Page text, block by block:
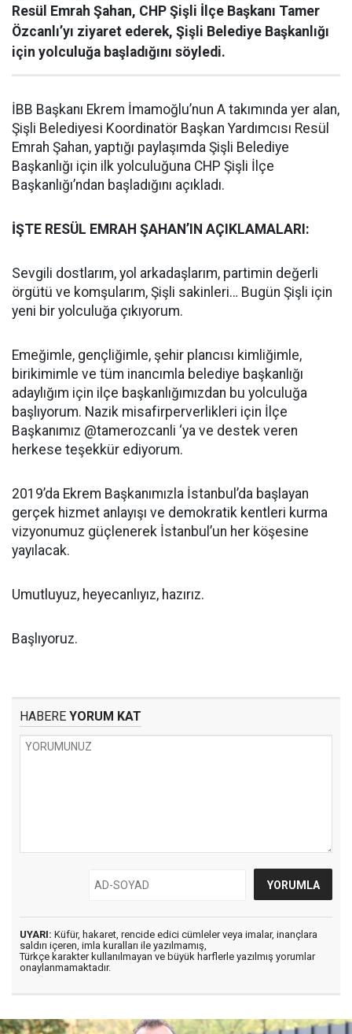
Resül Emrah Şahan, CHP Şişli İlçe Başkanı Tamer
Özcanlı’yı ziyaret ederek, Şişli Belediye Başkanlığı
için yolculuğa başladığını söyledi.
İBB Başkanı Ekrem İmamoğlu’nun A takımında yer alan,
Şişli Belediyesi Koordinatör Başkan Yardımcısı Resül
Emrah Şahan, yaptığı paylaşımda Şişli Belediye
Başkanlığı için ilk yolculuğuna CHP Şişli İlçe
Başkanlığı’ndan başladığını açıkladı.
İŞTE RESÜL EMRAH ŞAHAN’IN AÇIKLAMALARI:
Sevgili dostlarım, yol arkadaşlarım, partimin değerli
örgütü ve komşularım, Şişli sakinleri… Bugün Şişli için
yeni bir yolculuğa çıkıyorum.
Emeğimle, gençliğimle, şehir plancısı kimliğimle,
birikimimle ve tüm inancımla belediye başkanlığı
adaylığım için ilçe başkanlığımızdan bu yolculuğa
başlıyorum. Nazik misafirperverlikleri için İlçe
Başkanımız @tamerozcanli ‘ya ve destek veren
herkese teşekkür ediyorum.
2019’da Ekrem Başkanımızla İstanbul’da başlayan
gerçek hizmet anlayışı ve demokratik kentleri kurma
vizyonumuz güçlenerek İstanbul’un her köşesine
yayılacak.
Umutluyuz, heyecanlıyız, hazırız.
Başlıyoruz.
HABERE YORUM KAT
UYARI: Küfür, hakaret, rencide edici cümleler veya imalar, inançlara
saldırı içeren, imla kuralları ile yazılmamış,
Türkçe karakter kullanılmayan ve büyük harflerle yazılmış yorumlar
onaylanmamaktadır.